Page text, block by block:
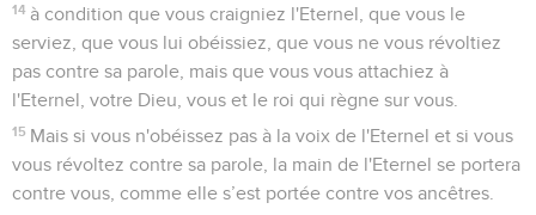
14 à condition que vous craigniez l'Eternel, que vous le
serviez, que vous lui obéissiez, que vous ne vous révoltiez
pas contre sa parole, mais que vous vous attachiez à
l'Eternel, votre Dieu, vous et le roi qui règne sur vous.
15 Mais si vous n'obéissez pas à la voix de l'Eternel et si vous
vous révoltez contre sa parole, la main de l'Eternel se portera
contre vous, comme elle s’est portée contre vos ancêtres.